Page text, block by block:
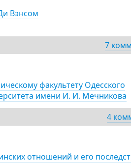
Вэнсом
7
факультету Одесского
имени И. И. Мечникова
4
отношений и его